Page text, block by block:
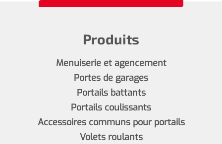
Produits
Menuiserie et agencement
Portes de garages
Portails battants
Portails coulissants
Accessoires communs pour portails
Volets roulants